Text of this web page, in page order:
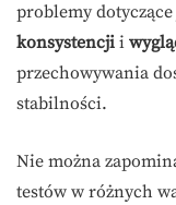
problemy
konsystencji i
przechowywania
stabilności.
Nie można
testów w różnych